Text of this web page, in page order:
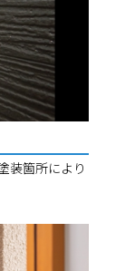
装箇所により